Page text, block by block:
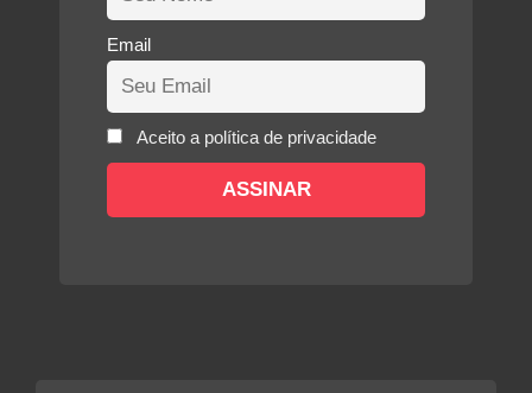
Email
Aceito a política de privacidade